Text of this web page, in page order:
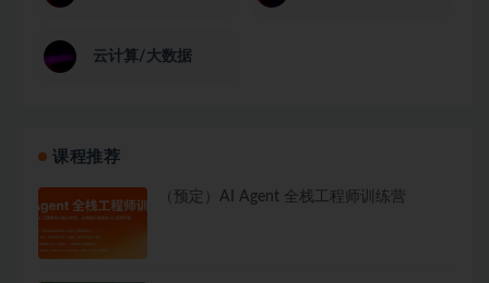
云计算/大数据
课程推荐
（预定）AI Agent 全栈工程师训练营